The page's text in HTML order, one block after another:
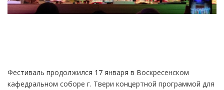
Фестиваль продолжился 17 января в Воскресенском
кафедральном соборе г. Твери концертной программой для